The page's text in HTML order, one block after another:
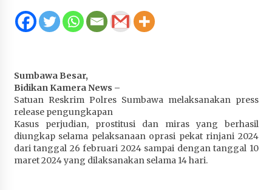
HUT ke-46 Dekranas di Makassar, di Hadapan
Bupati H. Jarot : Demi Keberlanjutan Pelayanan,
Perumdam Batulanteh Akan Lakukan
Penyesuaian Tarif Air Minum
4 minggu ago
Prestasi Nasional, Polwan Polres Sumbawa
Sumbawa Besar,
Bidikan Kamera News –
Satuan Reskrim Polres Sumbawa melaksanakan press
release pengungkapan
Kasus perjudian, prostitusi dan miras yang berhasil
diungkap selama pelaksanaan oprasi pekat rinjani 2024
dari tanggal 26 februari 2024 sampai dengan tanggal 10
maret 2024 yang dilaksanakan selama 14 hari.